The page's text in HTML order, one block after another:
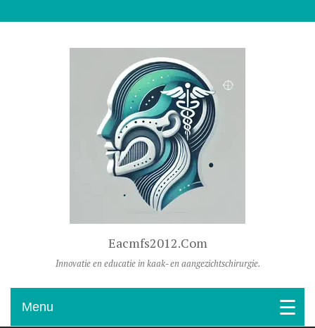
Eacmfs2012.com
Innovatie en educatie in kaak- en aangezichtschirurgie.
Menu